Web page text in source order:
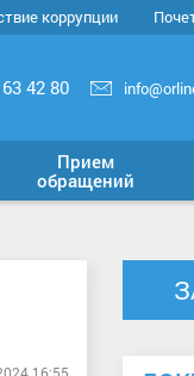
коррупции
42 80
Прием
обращений